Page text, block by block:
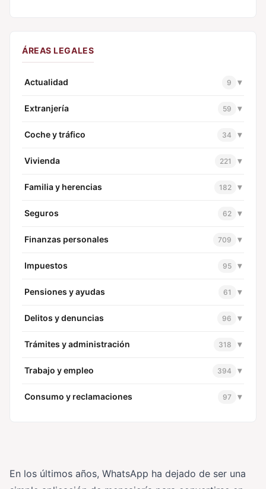
ÁREAS LEGALES
Actualidad 9 ▾
Extranjería 59 ▾
Coche y tráfico 34 ▾
Vivienda 221 ▾
Familia y herencias 182 ▾
Seguros 62 ▾
Finanzas personales 709 ▾
Impuestos 95 ▾
Pensiones y ayudas 61 ▾
Delitos y denuncias 96 ▾
Trámites y administración 318 ▾
Trabajo y empleo 394 ▾
Consumo y reclamaciones 97 ▾
En los últimos años, WhatsApp ha dejado de ser una